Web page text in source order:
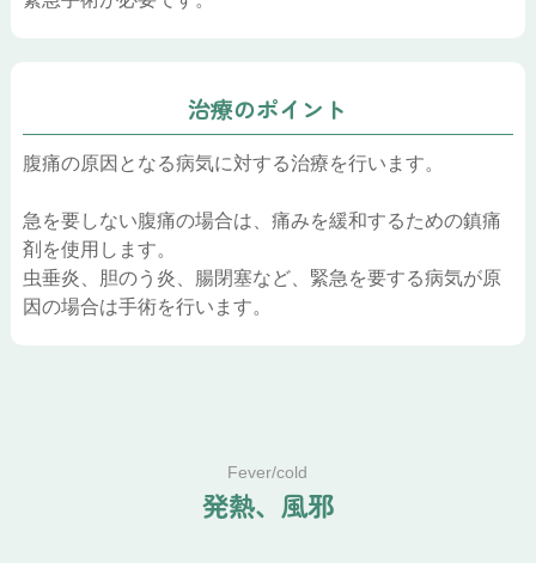
治療のポイント
腹痛の原因となる病気に対する治療を行います。
急を要しない腹痛の場合は、痛みを緩和するための鎮痛
剤を使用します。
虫垂炎、胆のう炎、腸閉塞など、緊急を要する病気が原
因の場合は手術を行います。
Fever/cold
発熱、 風邪